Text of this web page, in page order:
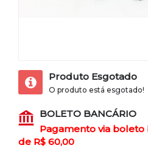
Produto Esgotado
O produto está esgotado!
BOLETO BANCÁRIO
Pagamento via
de R$ 60,00